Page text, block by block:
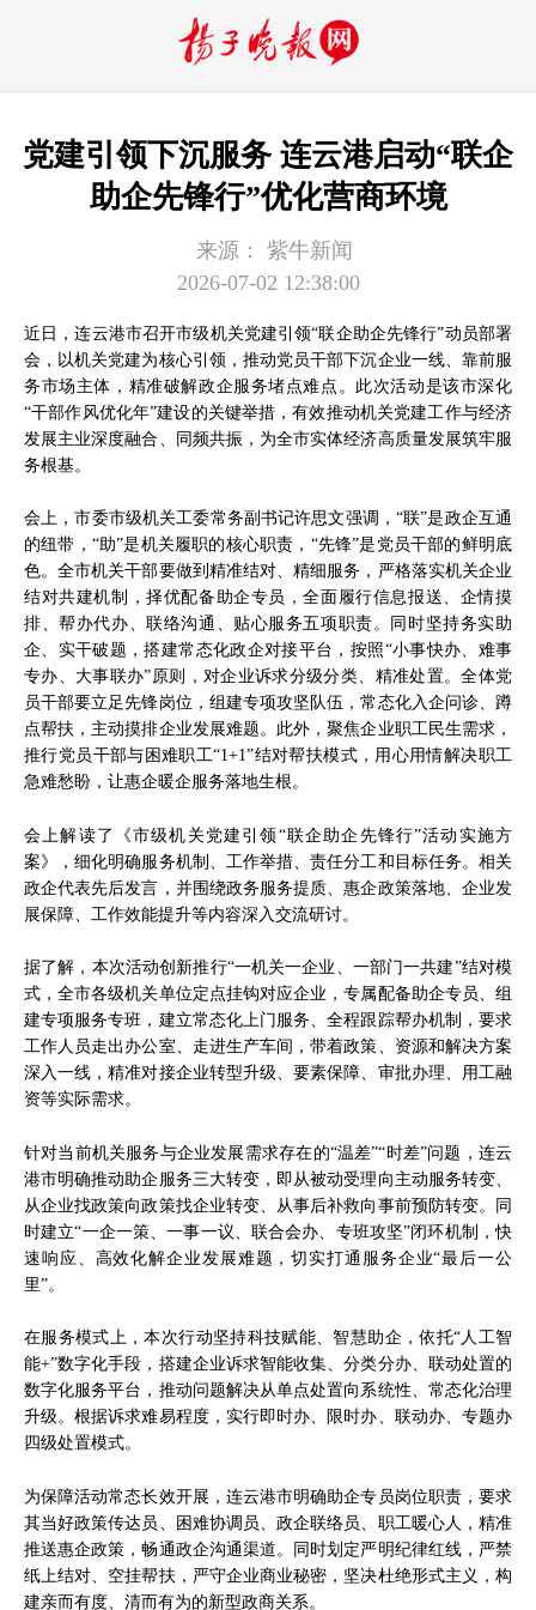
党建引领下沉服务 连云港启动“联企
助企先锋行”优化营商环境
来源：
紫牛新闻
2026-07-02 12:38:00
近日，连云港市召开市级机关党建引领“联企助企先锋行”动员部署
会，以机关党建为核心引领，推动党员干部下沉企业一线、靠前服
务市场主体，精准破解政企服务堵点难点。此次活动是该市深化
“干部作风优化年”建设的关键举措，有效推动机关党建工作与经济
发展主业深度融合、同频共振，为全市实体经济高质量发展筑牢服
务根基。
会上，市委市级机关工委常务副书记许思文强调，“联”是政企互通
的纽带，“助”是机关履职的核心职责，“先锋”是党员干部的鲜明底
色。全市机关干部要做到精准结对、精细服务，严格落实机关企业
结对共建机制，择优配备助企专员，全面履行信息报送、企情摸
排、帮办代办、联络沟通、贴心服务五项职责。同时坚持务实助
企、实干破题，搭建常态化政企对接平台，按照“小事快办、难事
专办、大事联办”原则，对企业诉求分级分类、精准处置。全体党
员干部要立足先锋岗位，组建专项攻坚队伍，常态化入企问诊、蹲
点帮扶，主动摸排企业发展难题。此外，聚焦企业职工民生需求，
推行党员干部与困难职工“1+1”结对帮扶模式，用心用情解决职工
急难愁盼，让惠企暖企服务落地生根。
会上解读了《市级机关党建引领“联企助企先锋行”活动实施方
案》，细化明确服务机制、工作举措、责任分工和目标任务。相关
政企代表先后发言，并围绕政务服务提质、惠企政策落地、企业发
展保障、工作效能提升等内容深入交流研讨。
据了解，本次活动创新推行“一机关一企业、一部门一共建”结对模
式，全市各级机关单位定点挂钩对应企业，专属配备助企专员、组
建专项服务专班，建立常态化上门服务、全程跟踪帮办机制，要求
工作人员走出办公室、走进生产车间，带着政策、资源和解决方案
深入一线，精准对接企业转型升级、要素保障、审批办理、用工融
资等实际需求。
针对当前机关服务与企业发展需求存在的“温差”“时差”问题，连云
港市明确推动助企服务三大转变，即从被动受理向主动服务转变、
从企业找政策向政策找企业转变、从事后补救向事前预防转变。同
时建立“一企一策、一事一议、联合会办、专班攻坚”闭环机制，快
速响应、高效化解企业发展难题，切实打通服务企业“最后一公
里”。
在服务模式上，本次行动坚持科技赋能、智慧助企，依托“人工智
能+”数字化手段，搭建企业诉求智能收集、分类分办、联动处置的
数字化服务平台，推动问题解决从单点处置向系统性、常态化治理
升级。根据诉求难易程度，实行即时办、限时办、联动办、专题办
四级处置模式。
为保障活动常态长效开展，连云港市明确助企专员岗位职责，要求
其当好政策传达员、困难协调员、政企联络员、职工暖心人，精准
推送惠企政策，畅通政企沟通渠道。同时划定严明纪律红线，严禁
纸上结对、空挂帮扶，严守企业商业秘密，坚决杜绝形式主义，构
建亲而有度、清而有为的新型政商关系。